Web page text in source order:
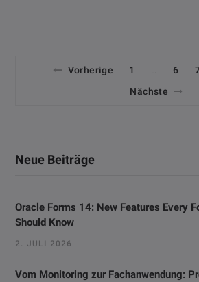
Vorherige 1 6
Nächste
Neue Beiträge
Oracle Forms 14: New Features Every
Should Know
2. JULI 2026
Vom Monitoring zur Fachanwendung: